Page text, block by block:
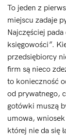
To jeden z
miejscu zadaje
Najczęściej
księgowości”.
przedsiębiorcy
firm są nieco
to konieczność
od prywatnego,
gotówki muszą
umowa,
której nie da się